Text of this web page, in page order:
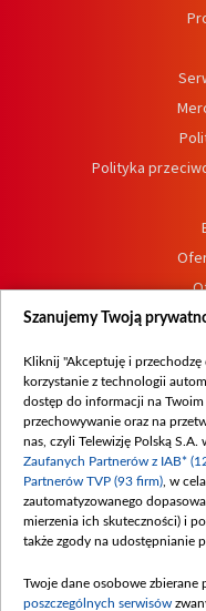
Polityka
Procedura
Szanujemy Twoją
Kliknij "Akceptuję i przechodzę
korzystanie z technologii
dostęp do informacji na
przechowywanie oraz na
nas, czyli Telewizję Polską S.A.
Zaufanych Partnerów z IAB*
Partnerów TVP (93 firm) , w
zautomatyzowanego
mierzenia ich skuteczności) i
także zgody na udostępnianie
Twoje dane osobowe zbierane
poszczególnych serwisów